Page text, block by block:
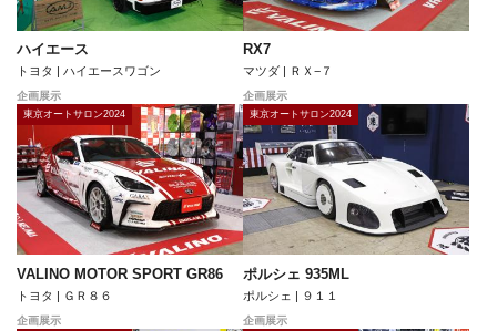
ハイエース
トヨタ | ハイエースワゴン
企画展示
RX7
マツダ | ＲＸ−７
企画展示
東京オートサロン2024
VALINO MOTOR SPORT GR86
トヨタ | ＧＲ８６
企画展示
東京オートサロン2024
ポルシェ 935ML
ポルシェ | ９１１
企画展示